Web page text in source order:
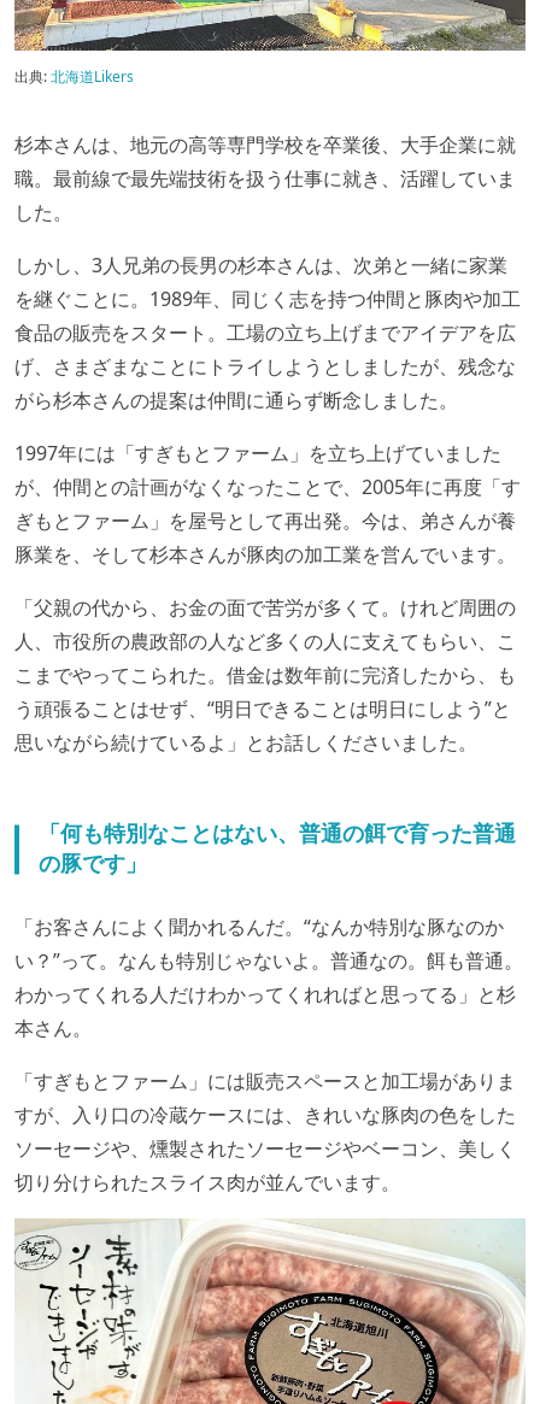
出典:北海道Likers
杉本さんは、地元の高等専門学校を卒業後、大手企業に就
職。最前線で最先端技術を扱う仕事に就き、活躍していま
した。
しかし、3人兄弟の長男の杉本さんは、次弟と一緒に家業
を継ぐことに。1989年、同じく志を持つ仲間と豚肉や加工
食品の販売をスタート。工場の立ち上げまでアイデアを広
げ、さまざまなことにトライしようとしましたが、残念な
がら杉本さんの提案は仲間に通らず断念しました。
1997年には「すぎもとファーム」を立ち上げていました
が、仲間との計画がなくなったことで、2005年に再度「す
ぎもとファーム」を屋号として再出発。今は、弟さんが養
豚業を、そして杉本さんが豚肉の加工業を営んでいます。
「父親の代から、お金の面で苦労が多くて。けれど周囲の
人、市役所の農政部の人など多くの人に支えてもらい、こ
こまでやってこられた。借金は数年前に完済したから、も
う頑張ることはせず、“明日できることは明日にしよう”と
思いながら続けているよ」とお話しくださいました。
「何も特別なことはない、普通の餌で育った普通
の豚です」
「お客さんによく聞かれるんだ。“なんか特別な豚なのか
い？”って。なんも特別じゃないよ。普通なの。餌も普通。
わかってくれる人だけわかってくれればと思ってる」と杉
本さん。
「すぎもとファーム」には販売スペースと加工場がありま
すが、入り口の冷蔵ケースには、きれいな豚肉の色をした
ソーセージや、燻製されたソーセージやベーコン、美しく
切り分けられたスライス肉が並んでいます。